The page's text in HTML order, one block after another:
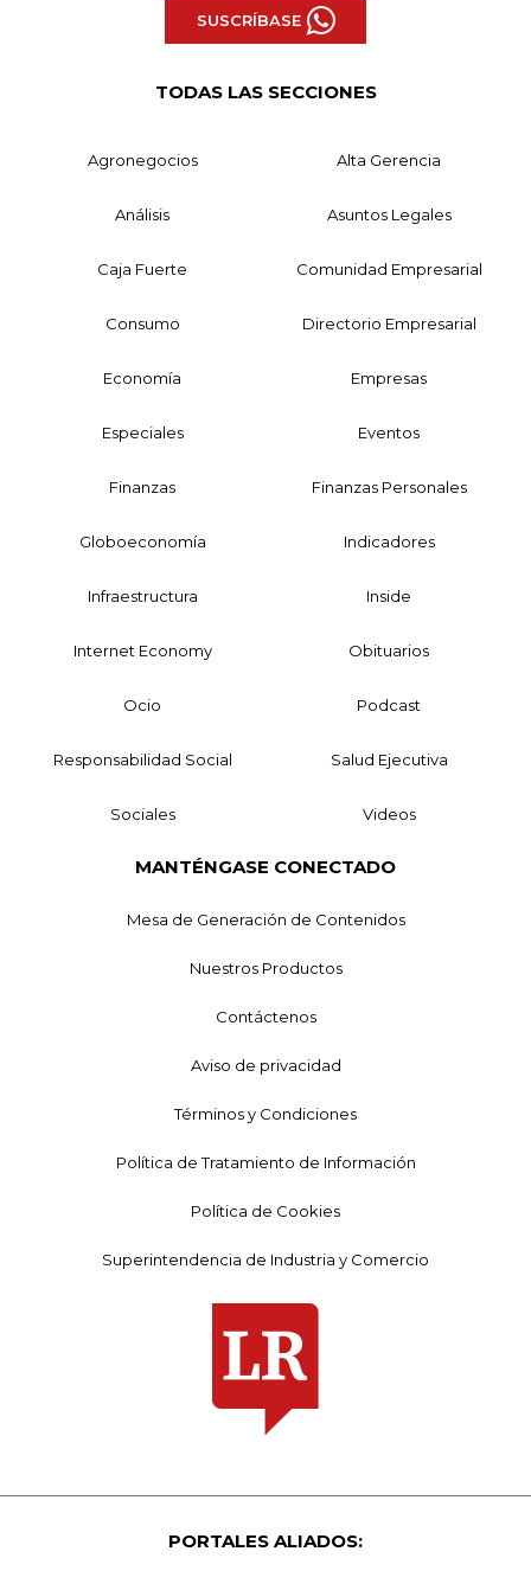
SUSCRÍBASE
TODAS LAS SECCIONES
Agronegocios Alta Gerencia
Análisis Asuntos Legales
Caja Fuerte Comunidad Empresarial
Consumo Directorio Empresarial
Economía Empresas
Especiales Eventos
Finanzas Finanzas Personales
Globoeconomía Indicadores
Infraestructura Inside
Internet Economy Obituarios
Ocio Podcast
Responsabilidad Social Salud Ejecutiva
Sociales Videos
MANTÉNGASE CONECTADO
Mesa de Generación de Contenidos
Nuestros Productos
Contáctenos
Aviso de privacidad
Términos y Condiciones
Política de Tratamiento de Información
Política de Cookies
Superintendencia de Industria y Comercio
PORTALES ALIADOS: